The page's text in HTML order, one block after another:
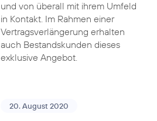
und von überall mit ihrem Umfeld
in Kontakt. Im Rahmen einer
Vertragsverlängerung erhalten
auch Bestandskunden dieses
exklusive Angebot.
20. August 2020